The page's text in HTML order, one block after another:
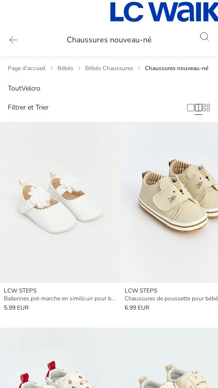
Chaussures nouveau-né
Page d'accueil Bébés Bébés Chaussures Chaussures nouveau-né
ToutVelcro
Filtrer et Trier
LCW STEPS
Ballerines pré-marche en similicuir pour bébés filles
5.99 EUR
LCW STEPS
6.99 EUR